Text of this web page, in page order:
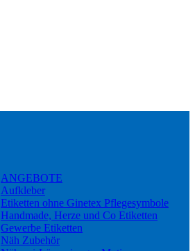
ANGEBOTE
Aufkleber
Etiketten ohne Ginetex Pflegesymbole
Handmade, Herze und Co Etiketten
Gewerbe Etiketten
Näh Zubehör